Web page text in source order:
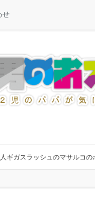
せ
ギガスラッシュのマサルコの